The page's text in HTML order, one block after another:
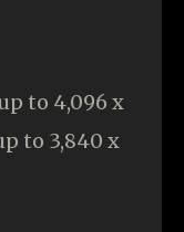
to 4,096 x
to 3,840 x